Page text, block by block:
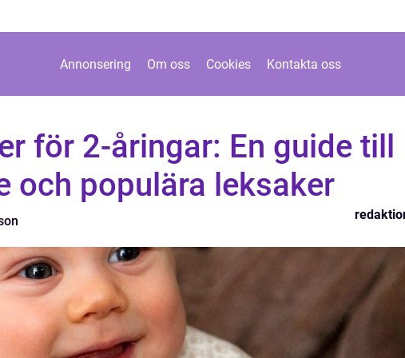
Annonsering Om oss Cookies Kontakta oss
för 2-åringar: En guide till
och populära leksaker